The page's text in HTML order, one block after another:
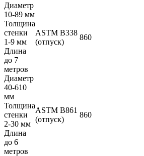
Диаметр
10-89 мм
Толщина
стенки
1-9 мм
Длина
до 7
метров
ASTM B338
(отпуск)
860
Диаметр
40-610
мм
Толщина
стенки
2-30 мм
Длина
до 6
метров
ASTM B861
(отпуск)
860